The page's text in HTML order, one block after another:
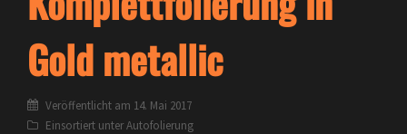
Gold metallic
Veröffentlicht am 14. Mai 2017
Einsortiert unterAutofolierung